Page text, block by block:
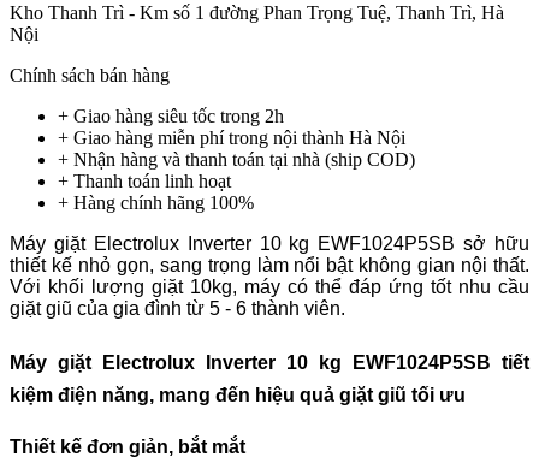
Kho Thanh Trì - Km số 1 đường Phan Trọng Tuệ, Thanh Trì, Hà
Nội
Chính sách bán hàng
+ Giao hàng siêu tốc trong 2h
+ Giao hàng miễn phí trong nội thành Hà Nội
+ Nhận hàng và thanh toán tại nhà (ship COD)
+ Thanh toán linh hoạt
+ Hàng chính hãng 100%
Máy giặt Electrolux Inverter 10 kg EWF1024P5SB sở hữu
thiết kế nhỏ gọn, sang trọng làm nổi bật không gian nội thất.
Với khối lượng giặt 10kg, máy có thể đáp ứng tốt nhu cầu
giặt giũ của gia đình từ 5 - 6 thành viên.
Máy giặt Electrolux Inverter 10 kg EWF1024P5SB tiết
kiệm điện năng, mang đến hiệu quả giặt giũ tối ưu
Thiết kế đơn giản, bắt mắt